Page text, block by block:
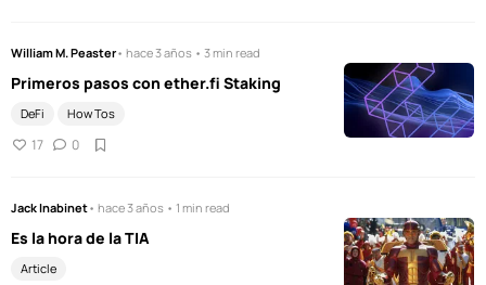
William M. Peaster• hace 3 años • 3 min read
Primeros pasos con ether.fi Staking
DeFi How Tos
17 0
Jack Inabinet• hace 3 años • 1 min read
Es la hora de la TIA
Article